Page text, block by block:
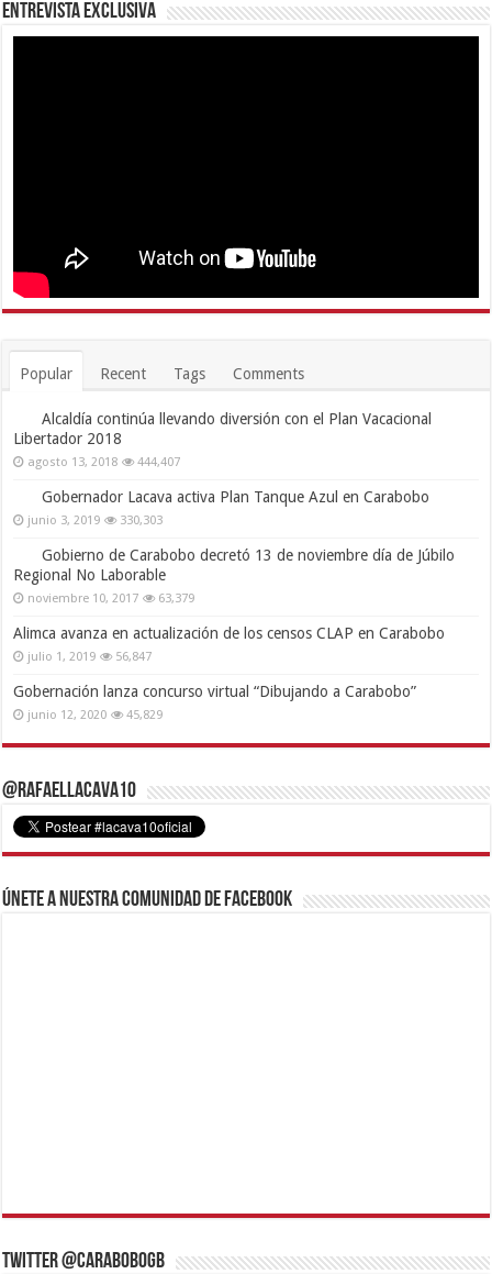
Entrevista Exclusiva
Popular Recent Tags Comments
Alcaldía continúa llevando diversión con el Plan Vacacional
Libertador 2018
agosto 13, 2018 444,407
Gobernador Lacava activa Plan Tanque Azul en Carabobo
junio 3, 2019 330,303
Gobierno de Carabobo decretó 13 de noviembre día de Júbilo
Regional No Laborable
noviembre 10, 2017 63,379
Alimca avanza en actualización de los censos CLAP en Carabobo
julio 1, 2019 56,847
Gobernación lanza concurso virtual “Dibujando a Carabobo”
junio 12, 2020 45,829
@RafaelLacava10
Únete a nuestra comunidad de Facebook
Twitter @CaraboboGB